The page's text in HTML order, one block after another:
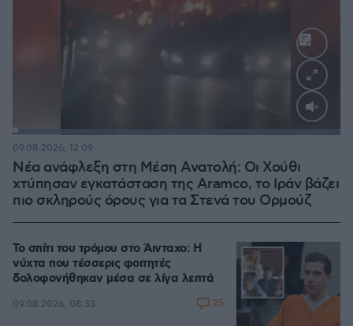
Νέα ανάφλεξη στη Μέση Ανατολή: Οι Χούθι
χτύπησαν εγκατάσταση της Aramco, το Ιράν βάζει
πιο σκληρούς όρους για τα Στενά του Ορμούζ
09.08.2026, 12:09
Το σπίτι του τρόμου στο Άινταχο: Η
νύχτα που τέσσερις φοιτητές
δολοφονήθηκαν μέσα σε λίγα λεπτά
09.08.2026, 08:33 25